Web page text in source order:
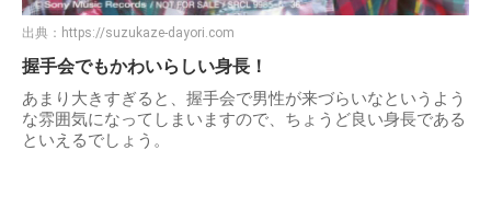
出典： https://suzukaze-dayori.com
握手会でもかわいらしい身長！
あまり大きすぎると、握手会で男性が来づらいなというよう
な雰囲気になってしまいますので、ちょうど良い身長である
といえるでしょう。